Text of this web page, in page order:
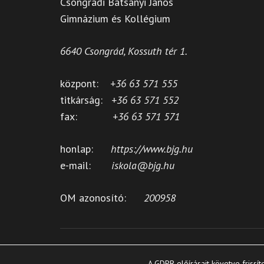
Gimnázium és Kollégium
6640 Csongrád, Kossuth tér 1.
központ: +36 63 571 555
titkárság: +36 63 571 552
fax: +36 63 571 571
honlap: https://www.bjg.hu
e-mail: iskola@bjg.hu
OM azonosító: 200958